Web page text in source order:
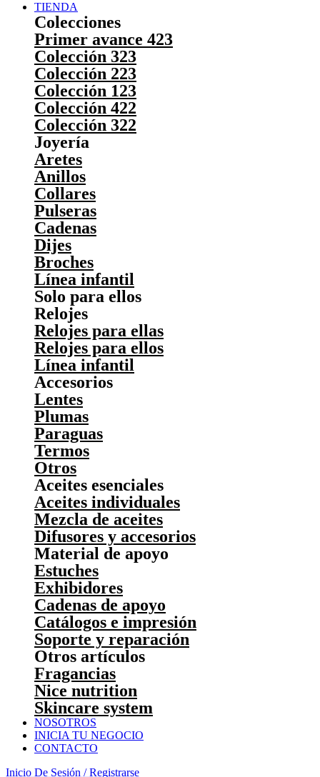
TIENDA
Colecciones
Primer avance 423
Colección 323
Colección 223
Colección 123
Colección 422
Colección 322
Joyería
Aretes
Anillos
Collares
Pulseras
Cadenas
Dijes
Broches
Línea infantil
Solo para ellos
Relojes
Relojes para ellas
Relojes para ellos
Línea infantil
Accesorios
Lentes
Plumas
Paraguas
Termos
Otros
Aceites esenciales
Aceites individuales
Mezcla de aceites
Difusores y accesorios
Material de apoyo
Estuches
Exhibidores
Cadenas de apoyo
Catálogos e impresión
Soporte y reparación
Otros artículos
Fragancias
Nice nutrition
Skincare system
NOSOTROS
INICIA TU NEGOCIO
CONTACTO
Inicio De Sesión / Registrarse